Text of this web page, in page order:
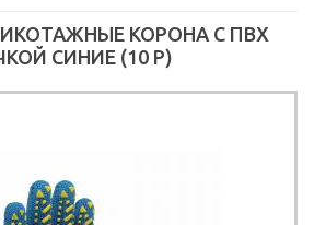
КОРОНА С ПВХ
СИНИЕ (10 Р)